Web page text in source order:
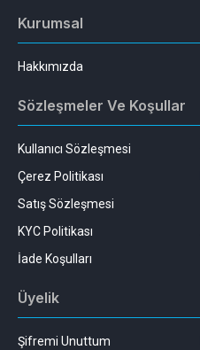
Kurumsal
Hakkımızda
Sözleşmeler Ve Koşullar
Kullanıcı Sözleşmesi
Çerez Politikası
Satış Sözleşmesi
KYC Politikası
İade Koşulları
Üyelik
Şifremi Unuttum